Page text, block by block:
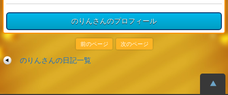
のりんさんのプロフィール
前のページ 次のページ
のりんさんの日記一覧